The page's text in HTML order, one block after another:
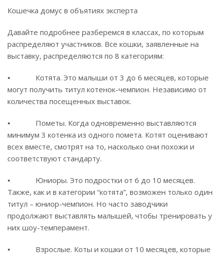
Кошечка домус в объятиях эксперта
Давайте подробнее разберемся в классах, по которым
распределяют участников. Все кошки, заявленные на
выставку, распределяются по 8 категориям:
⦁ Котята. Это малыши от 3 до 6 месяцев, которые
могут получить титул котенок-чемпион. Независимо от
количества посещенных выставок.
⦁ Пометы. Когда одновременно выставляются
минимум 3 котенка из одного помета. Котят оценивают
всех вместе, смотрят на то, насколько они похожи и
соответствуют стандарту.
⦁ Юниоры. Это подростки от 6 до 10 месяцев.
Также, как и в категории “котята”, возможен только один
титул – юниор-чемпион. Но часто заводчики
продолжают выставлять малышей, чтобы тренировать у
них шоу-темперамент.
⦁ Взрослые. Коты и кошки от 10 месяцев, которые